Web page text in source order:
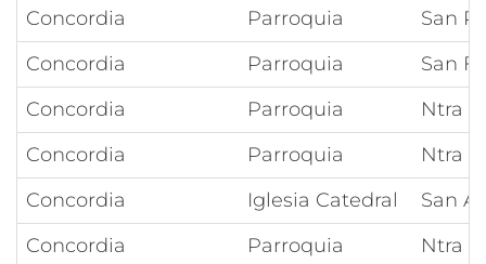
Concordia Parroquia
San
Concordia
Parroquia
San
Concordia
Parroquia
Ntra
Concordia
Parroquia
Ntra
Concordia
Iglesia Catedral
San
Concordia
Parroquia
Ntra